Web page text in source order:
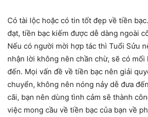
Có tài lộc hoặc có tin tốt đẹp về tiền
đạt, tiền bạc kiếm được dễ dàng ngoài
Nếu có người mời hợp tác thì Tuổi Sửu
nhận lời không nên chần chừ, sẽ có
đến. Mọi vấn đề về tiền bạc nên giải
chuyển, không nên nóng nảy dễ đưa
cãi, bạn nên dùng tình cảm sẽ thành
việc mong cầu về tiền bạc của bạn về